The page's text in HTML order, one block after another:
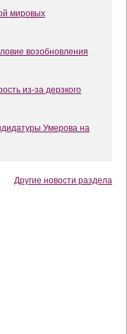
мировых
возобновления
из-за дерзкого
Умерова на
Другие новости раздела